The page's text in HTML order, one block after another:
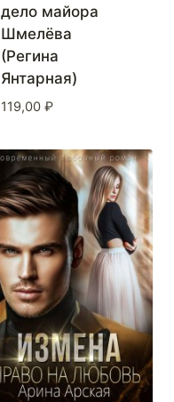
дело майора
Шмелёва
(Регина
Янтарная)
119,00 ₽